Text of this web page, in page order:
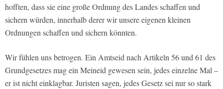
hofften, dass sie eine große Ordnung des Landes schaffen und
sichern würden, innerhalb derer wir unsere eigenen kleinen
Ordnungen schaffen und sichern könnten.
Wir fühlen uns betrogen. Ein Amtseid nach Artikeln 56 und 61 des
Grundgesetzes mag ein Meineid gewesen sein, jedes einzelne Mal –
er ist nicht einklagbar. Juristen sagen, jedes Gesetz sei nur so stark